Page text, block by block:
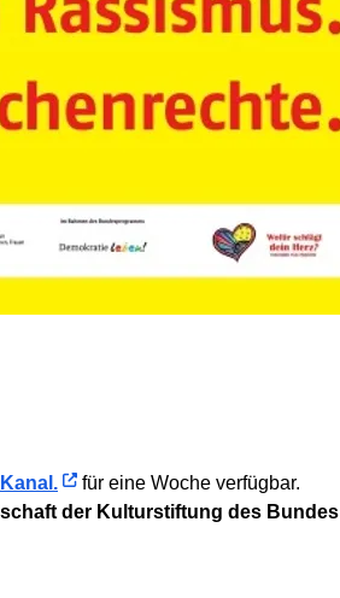
für eine Woche verfügbar.
der Kulturstiftung des Bundes